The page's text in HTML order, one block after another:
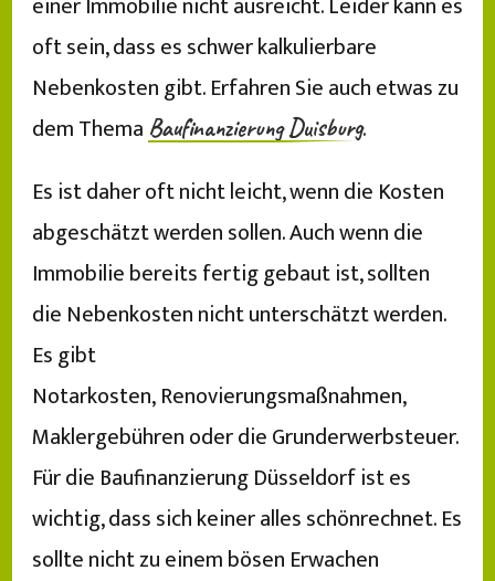
oft sein, dass es schwer kalkulierbare
Nebenkosten gibt. Erfahren Sie auch etwas zu
dem Thema Baufinanzierung Duisburg.
Es ist daher oft nicht leicht, wenn die Kosten
abgeschätzt werden sollen. Auch wenn die
Immobilie bereits fertig gebaut ist, sollten
die Nebenkosten nicht unterschätzt werden.
Es gibt
Notarkosten, Renovierungsmaßnahmen,
Maklergebühren oder die Grunderwerbsteuer.
Für die Baufinanzierung Düsseldorf ist es
wichtig, dass sich keiner alles schönrechnet. Es
sollte nicht zu einem bösen Erwachen